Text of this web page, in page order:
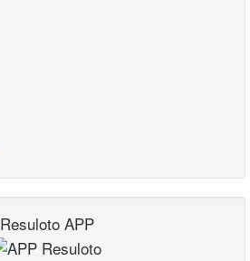
Resuloto APP